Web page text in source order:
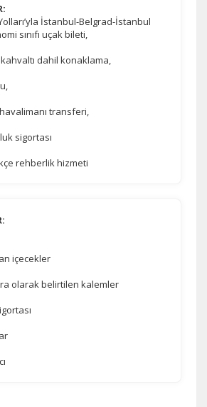
İstanbul-Belgrad-İstanbul
sınıfı uçak bileti,
dahil konaklama,
transferi,
sigortası
rehberlik hizmeti
içecekler
olarak belirtilen kalemler